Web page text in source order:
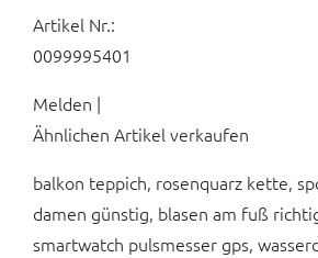
Artikel Nr.:
0099995401
Melden |
Ähnlichen Artikel verkaufen
balkon teppich, rosenquarz kette,
damen günstig, blasen am fuß
smartwatch pulsmesser gps,